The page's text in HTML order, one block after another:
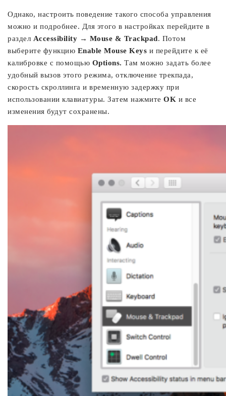
Однако, настроить поведение такого способа управления
можно и подробнее. Для этого в настройках перейдите в
раздел Accessibility → Mouse & Trackpad. Потом
выберите функцию Enable Mouse Keys и перейдите к её
калибровке с помощью Options. Там можно задать более
удобный вызов этого режима, отключение трекпада,
скорость скроллинга и временную задержку при
использовании клавиатуры. Затем нажмите OK и все
изменения будут сохранены.